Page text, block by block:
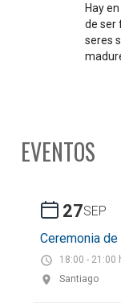
Hay
de ser
seres
EVENTOS
27SEP
Ceremonia
18:00 - 21:00
Santiago